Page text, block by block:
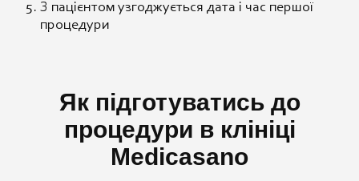
З пацієнтом узгоджується дата і час першої
процедури
Як підготуватись до
процедури в клініці
Medicasano